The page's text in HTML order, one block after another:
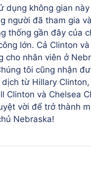
dụng không gian
người đã tham gia
thống gần đây của
lớn. Cả Clinton
cho nhân viên ở
tôi cũng nhận
từ Hillary Clinton,
Clinton và Chelsea
vời để trở thành
Nebraska!